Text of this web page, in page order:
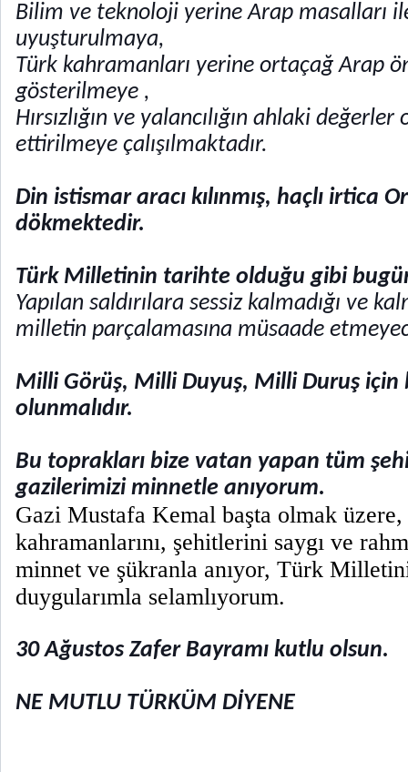
Bilim ve teknoloji yerine Arap masalları
uyuşturulmaya,
Türk kahramanları yerine ortaçağ Arap
gösterilmeye ,
Hırsızlığın ve yalancılığın ahlaki
ettirilmeye çalışılmaktadır.
Din istismar aracı kılınmış, haçlı irtica
dökmektedir.
Türk Milletinin tarihte olduğu gibi
Yapılan saldırılara sessiz kalmadığı ve
milletin parçalamasına müsaade
Milli Görüş, Milli Duyuş, Milli Duruş için
olunmalıdır.
Bu toprakları bize vatan yapan tüm
gazilerimizi minnetle anıyorum.
Gazi Mustafa Kemal başta olmak üzere,
kahramanlarını, şehitlerini saygı ve
minnet ve şükranla anıyor, Türk
duygularımla selamlıyorum.
30 Ağustos Zafer Bayramı kutlu olsun.
NE MUTLU TÜRKÜM DİYENE